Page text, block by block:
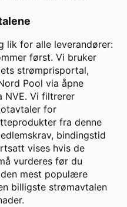
lik for alle leverandører:
først. Vi bruker
strømprisportal,
Pool via åpne
NVE. Vi filtrerer
for
fra denne
bindingstid
vises hvis de
vurderes før du
mest populære
billigste strømavtalen